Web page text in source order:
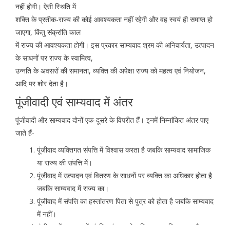
नहीं होगी। ऐसी स्थिति में
शक्ति के प्रतीक-राज्य की कोई आवश्यकता नहीं रहेगी और वह स्वयं ही समाप्त हो
जाएगा, किंतु संक्रांति काल
में राज्य की आवश्यकता होगी। इस प्रकार साम्यवाद श्रम की अनिवार्यता, उत्पादन
के साधनों पर राज्य के स्वामित्व,
उन्नति के अवसरों की समानता, व्यक्ति की अपेक्षा राज्य को महत्व एवं नियोजन,
आदि पर शोर देता है।
पूंजीवादी एवं साम्यवाद में अंतर
पूंजीवादी और साम्यवाद दोनों एक-दूसरे के विपरीत हैं। इनमें निम्नांकित अंतर पाए
जाते हैं-
पूंजीवाद व्यक्तिगत संपत्ति में विश्वास करता है जबकि साम्यवाद सामाजिक
या राज्य की संपत्ति में।
पूंजीवाद में उत्पादन एवं वितरण के साधनों पर व्यक्ति का अधिकार होता है
जबकि साम्यवाद में राज्य का।
पूंजीवाद में संपत्ति का हस्तांतरण पिता से पुत्र को होता है जबकि साम्यवाद
में नहीं।